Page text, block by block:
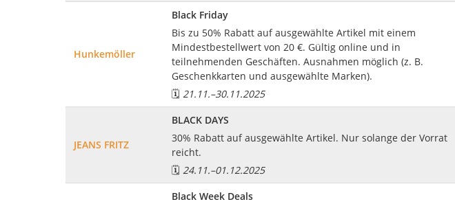
Hunkemöller
Black Friday
Bis zu 50% Rabatt auf ausgewählte Artikel mit einem
Mindestbestellwert von 20 €. Gültig online und in
teilnehmenden Geschäften. Ausnahmen möglich (z. B.
Geschenkkarten und ausgewählte Marken).
🗓️ 21.11.–30.11.2025
JEANS FRITZ
BLACK DAYS
30% Rabatt auf ausgewählte Artikel. Nur solange der Vorrat
reicht.
🗓️ 24.11.–01.12.2025
Black Week Deals